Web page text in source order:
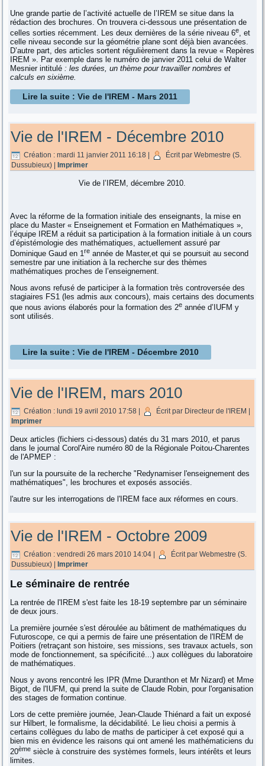
Une grande partie de l’activité actuelle de l’IREM se situe dans la
rédaction des brochures. On trouvera ci-dessous une présentation de
celles sorties récemment. Les deux dernières de la série niveau 6e
, et
celle niveau seconde sur la géométrie plane sont déjà bien avancées.
D’autre part, des articles sortent régulièrement dans la revue « Repères
IREM ». Par exemple dans le numéro de janvier 2011 celui de Walter
Mesnier intitulé : les durées, un thème pour travailler nombres et
calculs en sixième.
Lire la suite : Vie de l'IREM - Mars 2011
Vie de l'IREM - Décembre 2010
Création : mardi 11 janvier 2011 16:18
Écrit par Webmestre (S.
Dussubieux) |Imprimer
Vie de l’IREM, décembre 2010.
Avec la réforme de la formation initiale des enseignants, la mise en
place du Master « Enseignement et Formation en Mathématiques »,
l’équipe IREM a réduit sa participation à la formation initiale à un cours
d’épistémologie des mathématiques, actuellement assuré par
Dominique Gaud en 1re année de Master,et qui se poursuit au second
semestre par une initiation à la recherche sur des thèmes
mathématiques proches de l’enseignement.
Nous avons refusé de participer à la formation très controversée des
stagiaires FS1 (les admis aux concours), mais certains des documents
que nous avions élaborés pour la formation des 2e année d’IUFM y
sont utilisés.
Lire la suite : Vie de l'IREM - Décembre 2010
Vie de l'IREM, mars 2010
Création : lundi 19 avril 2010 17:58 Écrit par Directeur de l'IREM
Imprimer
Deux articles (fichiers ci-dessous) datés du 31 mars 2010, et parus
dans le journal Corol'Aire numéro 80 de la Régionale Poitou-Charentes
de l'APMEP :
l'un sur la poursuite de la recherche "Redynamiser l'enseignement des
mathématiques", les brochures et exposés associés.
l'autre sur les interrogations de l'IREM face aux réformes en cours.
Vie de l'IREM - Octobre 2009
Création : vendredi 26 mars 2010 14:04
Écrit par Webmestre (S.
Dussubieux) |Imprimer
Le séminaire de rentrée
La rentrée de l'IREM s'est faite les 18-19 septembre par un séminaire
de deux jours.
La première journée s'est déroulée au bâtiment de mathématiques du
Futuroscope, ce qui a permis de faire une présentation de l'IREM de
Poitiers (retraçant son histoire, ses missions, ses travaux actuels, son
mode de fonctionnement, sa spécificité...) aux collègues du laboratoire
de mathématiques.
Nous y avons rencontré les IPR (Mme Duranthon et Mr Nizard) et Mme
Bigot, de l'IUFM, qui prend la suite de Claude Robin, pour l'organisation
des stages de formation continue.
Lors de cette première journée, Jean-Claude Thiénard a fait un exposé
sur Hilbert, le formalisme, la décidabilité. Le lieu choisi a permis à
certains collègues du labo de maths de participer à cet exposé qui a
bien mis en évidence les raisons qui ont amené les mathématiciens du
20ème siècle à construire des systèmes formels, leurs intérêts et leurs
limites.